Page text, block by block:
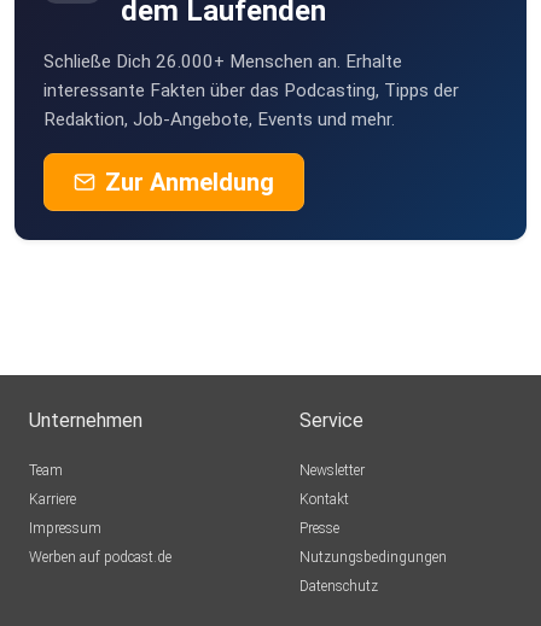
Mail: rebootpolitics@posteo.de
Flo auf Mastodon: @zwecki@dresden.network
Flos Mail: florian.karow@posteo.de
dem Laufenden
Schließe Dich 26.000+ Menschen an. Erhalte
interessante Fakten über das Podcasting, Tipps der
Redaktion, Job-Angebote, Events und mehr.
Zur Anmeldung
Unternehmen
Team
Karriere
Impressum
Werben auf podcast.de
Service
Newsletter
Kontakt
Presse
Nutzungsbedingungen
Datenschutz